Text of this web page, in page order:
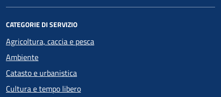
CATEGORIE DI SERVIZIO
Agricoltura, caccia e pesca
Ambiente
Catasto e urbanistica
Cultura e tempo libero